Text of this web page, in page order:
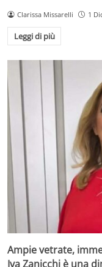
Clarissa Missarelli 1
Leggi di più
Ampie vetrate,
Iva Zanicchi è una